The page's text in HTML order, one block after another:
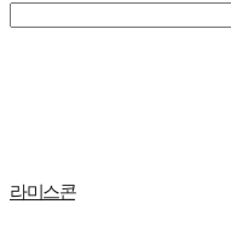
라미스콘